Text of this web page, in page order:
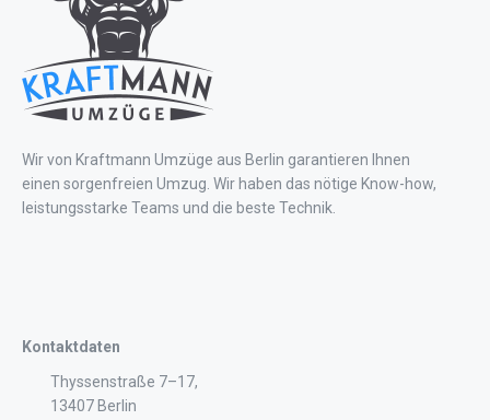
Wir von Kraftmann Umzüge aus Berlin garantieren Ihnen
einen sorgenfreien Umzug. Wir haben das nötige Know-how,
leistungsstarke Teams und die beste Technik.
Kontaktdaten
Thyssenstraße 7–17,
13407 Berlin